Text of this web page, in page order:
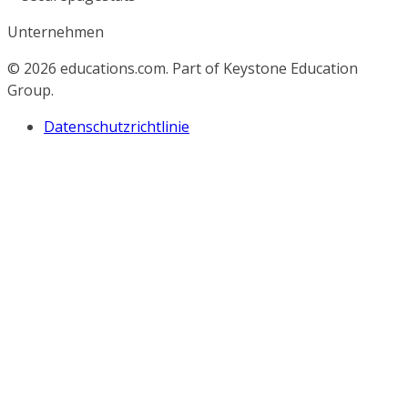
Unternehmen
© 2026 educations.com. Part of Keystone Education
Group.
Datenschutzrichtlinie